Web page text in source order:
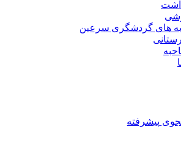
های گردشگری سرعین
پیشرفته